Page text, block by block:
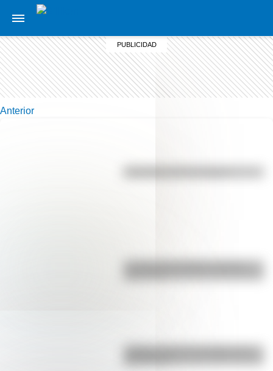
Anterior
¿Sabías cómo fue la infancia de